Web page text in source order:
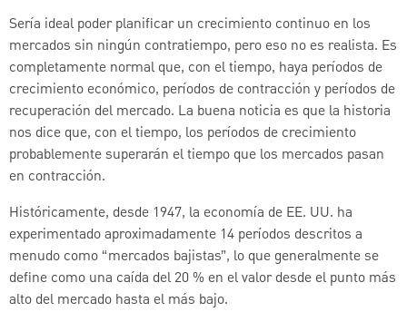
Sería ideal poder planificar un crecimiento continuo en los
mercados sin ningún contratiempo, pero eso no es realista. Es
completamente normal que, con el tiempo, haya períodos de
crecimiento económico, períodos de contracción y períodos de
recuperación del mercado. La buena noticia es que la historia
nos dice que, con el tiempo, los períodos de crecimiento
probablemente superarán el tiempo que los mercados pasan
en contracción.
Históricamente, desde 1947, la economía de EE. UU. ha
experimentado aproximadamente 14 períodos descritos a
menudo como “mercados bajistas”, lo que generalmente se
define como una caída del 20 % en el valor desde el punto más
alto del mercado hasta el más bajo.